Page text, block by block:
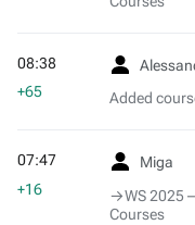
Added
08:38
+65
Miga
→‎WS 2025
Courses
07:47
+16